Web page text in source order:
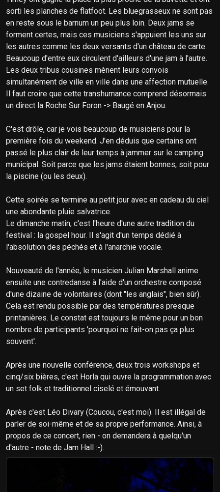
sorti les planches de flatfoot. Les bluegrasseux ne sont pas
en reste sous le barnum un peu plus loin. Deux jams se
forment certes, mais ces musiciens s'appuient les uns sur
les autres comme les deux versants d'un château de carte.
Beaucoup d'entre eux circulent d'ailleurs d'une jam à l'autre.
Les deux tribus cousines mènent leurs convois
simultanément de ville en ville dans une affection mutuelle.
Il faut croire que cette transhumance comprend désormais
un direct la Roche Sur Foron -> Baugé en Anjou.
C'est drôle, car je vois beaucoup de musiciens pour la
première fois du weekend. J'en déduis que certains ont
passé le plus clair de leur temps à jammer sur le camping
municipal. Soit parce que les jams étaient bonnes, soit pour
la piscine (ou les deux).
Cette soirée se termine au petit jour avec en cadeau du ciel
une abondante pluie salvatrice.
Le dimanche matin, c'est l'heure d'une autre tradition du
festival : la gospel hour. Il s'agit d'un temps dédié à
l'absolution des péchés et à l'anarchie vocale.
Nouveauté de l'année, le musicien Julian Marshall anime
ensuite une contredanse à l'aide d'un orchestre composé
d'une dizaine de volontaires (dont "les anglais", bien sûr).
Cela est rendu possible par des températures presque
printanières. Le constat est toujours le même pour un bon
nombre de participants 'pourquoi ne fait-on pas ça plus
souvent'.
Après une nouvelle conférence, deux trois workshops et
cinq/six bières, c'est Horla qui ouvre la programmation avec
un set folk et traditionnel ciselé et émouvant.
Après c'est Léo Divary (Coucou, c'est moi). Il est illégal de
parler de soi-même et de sa propre performance. Ainsi, à
propos de ce concert, rien - on demandera à quelqu'un
d'autre - note de Jam Hall :-).